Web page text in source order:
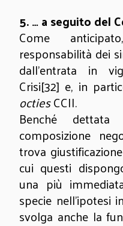
5.… a seguito del
Come
responsabilità dei
dall’entrata in
Crisi[32] e, in
octiesCCII.
Benché
composizione
trova
cui questi
una più
specie nell’ipotesi
svolga anche la